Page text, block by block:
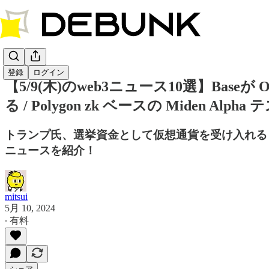
登録 ログイン
【5/9(木)のweb3ニュース10選】Base
る / Polygon zk ベースの Miden Alpha
トランプ氏、選挙資金として仮想通貨を受け入れ
ニュースを紹介！
mitsui
5月 10, 2024
∙ 有料